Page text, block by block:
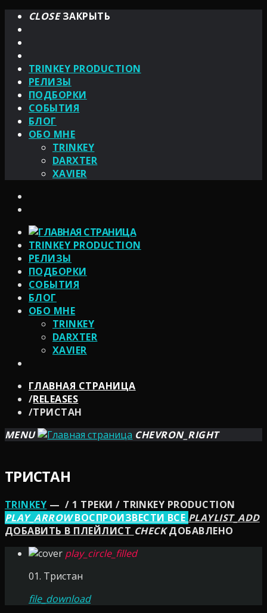
CLOSEЗАКРЫТЬ
TRINKEY PRODUCTION
РЕЛИЗЫ
ПОДБОРКИ
СОБЫТИЯ
БЛОГ
ОБО МНЕ
TRINKEY
DARXTER
XAVIER
TRINKEY PRODUCTION
РЕЛИЗЫ
ПОДБОРКИ
СОБЫТИЯ
БЛОГ
ОБО МНЕ
TRINKEY
DARXTER
XAVIER
ГЛАВНАЯ СТРАНИЦА
/RELEASES
/ТРИСТАН
MENU
CHEVRON_RIGHT
ТРИСТАН
TRINKEY — / 1 ТРЕКИ / TRINKEY PRODUCTION
PLAY_ARROWВОСПРОИЗВЕСТИ ВСЕ PLAYLIST_ADD
ДОБАВИТЬ В ПЛЕЙЛИСТ CHECKДОБАВЛЕНО
play_circle_filled
01. Тристан
file_download